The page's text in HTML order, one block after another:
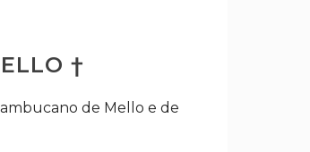
†
de Mello e de